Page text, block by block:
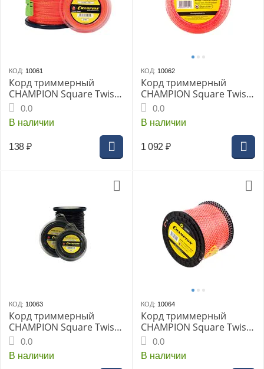
КОД: 10061
Корд триммерный
CHAMPION Square Twist
DUO 2.0 мм х 15 м
(C5055)
0.0
В наличии
138 ₽
КОД: 10062
Корд триммерный
CHAMPION Square Twist
DUO 2.0 мм х126 м,
витой квадрат
0.0
В наличии
1 092 ₽
КОД: 10063
Корд триммерный
CHAMPION Square Twist
DUO 2.4 мм х 12 м
(C5057)
0.0
В наличии
КОД: 10064
Корд триммерный
CHAMPION Square Twist
DUO 2.4мм х 262м
(витой квадрат) (C5059)
0.0
В наличии